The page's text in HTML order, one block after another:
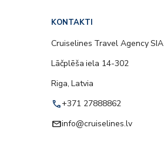
KONTAKTI
Cruiselines Travel Agency SIA
Lāčplēša iela 14-302
Riga, Latvia
call+371 27888862
emailinfo@cruiselines.lv